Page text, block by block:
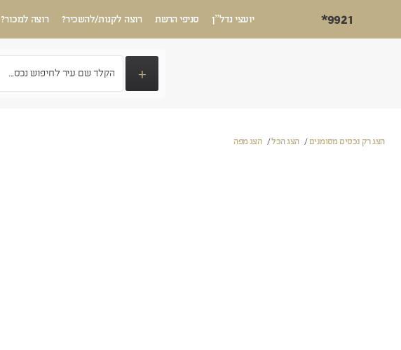
*9921 יועצי נדל”ן סניפי הרשת רוצה לקנות/להשכיר? רוצה למכור?
+
הצג רק נכסים מסומנים /הצג הכל/הצג מפה